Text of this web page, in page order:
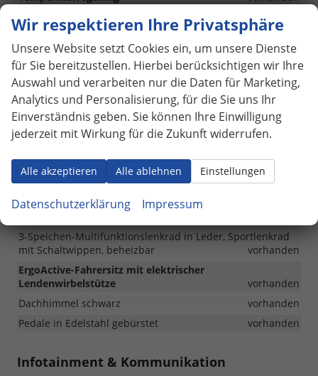
Lendenwirbelstützen vorn pneumatisch einstellbar
vorhanden
Aus dem Kofferraum klappbare Rückenlehnen der
Rücksitze
vorhanden
Mittelarmlehne hinten
vorhanden
Gepäckraumboden in 2 Höhen einstellbar, für ebene
Ladefläche (nicht für eHybrid)
vorhanden
Textilfußmatten vorn und hinten
vorhanden
Vordersitze mit Massagefunktion
vorhanden
Einstiegsleisten vorn in Aluminium
vorhanden
Kopfstützen vorn im Sitz integriert
3-Speichen-Multifunktionslenkrad in Leder, Sportlenkrad
mit Schaltwippen, beheizbar
vorhanden
ErgoActive-Fahrersitz mit elektrischer
Lendenwirbelstütze
vorhanden
Dachhimmel schwarz
vorhanden
Pedale in Edelstahl gebürstet
vorhanden
Infotainment & Kommunikation
Wir respektieren Ihre Privatsphäre
Unsere Website setzt Cookies ein, um unsere Dienste
für Sie bereitzustellen. Hierbei berücksichtigen wir Ihre
Auswahl und verarbeiten nur die Daten für Marketing,
Analytics und Personalisierung, für die Sie uns Ihr
Einverständnis geben. Sie können Ihre Einwilligung
jederzeit mit Wirkung für die Zukunft widerrufen.
Alle akzeptieren Alle ablehnen Einstellungen
Datenschutzerklärung Impressum